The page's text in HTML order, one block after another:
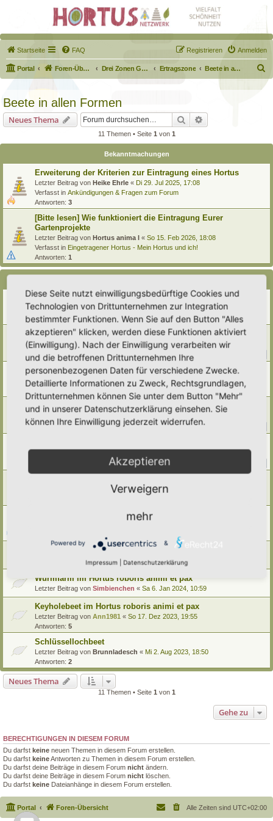
Startseite FAQ Anmelden
Registrieren
Portal Foren-Übersicht Drei Zonen Garten Ertragszone Beete in allen Formen
u
Beete in allen Formen
Neues Thema Suche
11 Themen • Seite 1 von 1
Bekanntmachungen
Erweiterung der Kriterien zur Eintragung eines Hortus
Letzter Beitrag von Heike Ehrle « Di 29. Jul 2025, 17:08
Verfasst in Ankündigungen & Fragen zum Forum
Antworten: 3
[Bitte lesen] Wie funktioniert die Eintragung Eurer
Gartenprojekte
Letzter Beitrag von Hortus anima l « So 15. Feb 2026, 18:08
Verfasst in Eingetragener Hortus - Mein Hortus und ich!
Antworten: 1
Docht-Beet / Wicking Bed: selbstbewässernd
Letzter Beitrag vonAlma«Sa 28. Mär 2026, 08:57
Antworten:8
Hochbeete
Letzter Beitrag vonAlma«Do 19. Mär 2026, 19:17
Antworten: 46
Kräuterschnecke -Funktion des Teiches ??
Letzter Beitrag vonUmkraut« Fr 20. Feb 2026, 16:29
Gestänge für die Beetabdeckung
So 25. Jan 2026, 21:29
Antworten:22
Simbienchen«Mo 16. Jun 2025, 13:32
Ziegel stabil stapeln -Beispielthread
Letzter Beitrag vonSomnia «Mi 24. Apr 2024, 20:17
Wurmfarm im Hortus roboris animi et pax
Letzter Beitrag von Simbienchen « Sa 6. Jan 2024, 10:59
Keyholebeet im Hortus roboris animi et pax
Letzter Beitrag von Ann1981 « So 17. Dez 2023, 19:55
Antworten: 5
Schlüssellochbeet
Letzter Beitrag von Brunnladesch « Mi 2. Aug 2023, 18:50
Antworten: 2
Neues Thema
11 Themen • Seite 1 von 1
Gehe zu
BERECHTIGUNGEN IN DIESEM FORUM
Du darfst keine neuen Themen in diesem Forum erstellen.
Du darfst keineAntworten zu Themen in diesem Forum erstellen.
Du darfst deine Beiträge in diesem Forum nicht ändern.
Du darfst deine Beiträge in diesem Forum nicht löschen.
Du darfst keine Dateianhänge in diesem Forum erstellen.
Portal Foren-Übersicht Alle Zeiten sind UTC+02:00
Diese Seite nutzt einwilligungsbedürftige Cookies und
Technologien von Drittunternehmen zur Integration
bestimmter Funktionen. Wenn Sie auf den Button "Alles
akzeptieren" klicken, werden diese Funktionen aktiviert
(Einwilligung). Nach der Einwilligung verarbeiten wir
und die betroffenen Drittunternehmen Ihre
personenbezogenen Daten für verschiedene Zwecke.
Detaillierte Informationen zu Zweck, Rechtsgrundlagen,
Drittunternehmen können Sie unter dem Button "Mehr"
und in unserer Datenschutzerklärung einsehen. Sie
können Ihre Einwilligung jederzeit widerrufen.
Akzeptieren
Verweigern
mehr
Powered by &
Impressum Datenschutzerklärung